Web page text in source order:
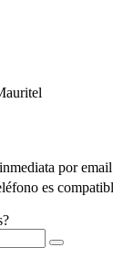
por
es